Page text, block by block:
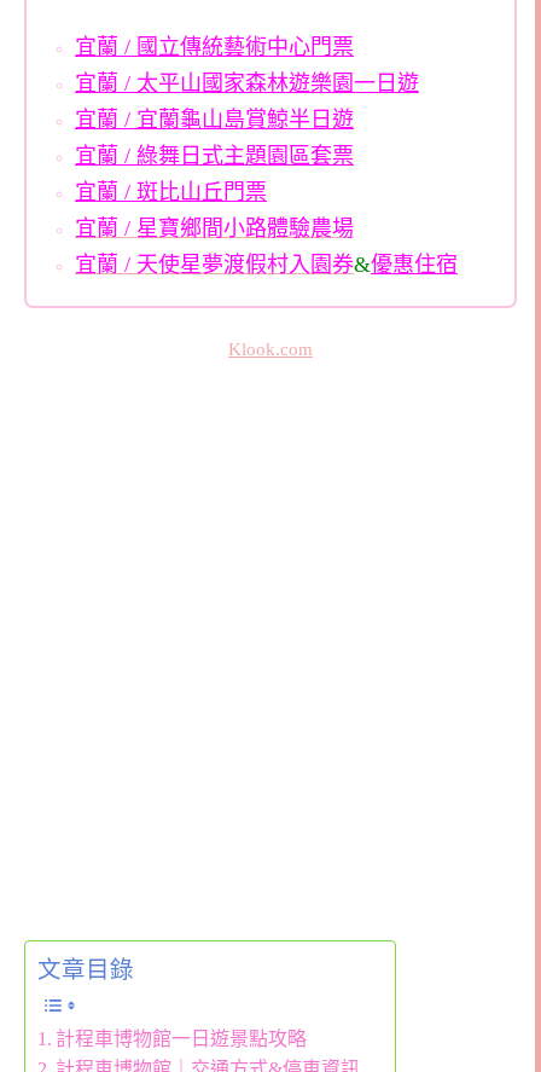
宜蘭 / 國立傳統藝術中心門票
宜蘭 / 太平山國家森林遊樂園一日遊
宜蘭 / 宜蘭龜山島賞鯨半日遊
宜蘭 / 綠舞日式主題園區套票
宜蘭 / 斑比山丘門票
宜蘭 / 星寶鄉間小路體驗農場
宜蘭 / 天使星夢渡假村入園券&優惠住宿
Klook.com
文章目錄
計程車博物館一日遊景點攻略